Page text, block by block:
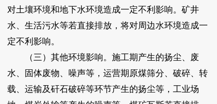
对土壤环境和地下水环境造成一定不利影响。矿井
水、生活污水等若直接排放，将对周边水环境造成一
定不利影响。
（三）其他环境影响。施工期产生的扬尘、废
水、固体废物、噪声等，运营期原煤筛分、破碎、转
载、运输及矸石破碎等环节产生的扬尘等，工业场